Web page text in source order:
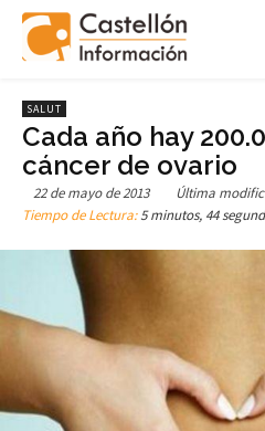
SALUT
Cada año hay
cáncer de ovario
22 de mayo de 2013 Última
Tiempo de Lectura:5 minutos, 44